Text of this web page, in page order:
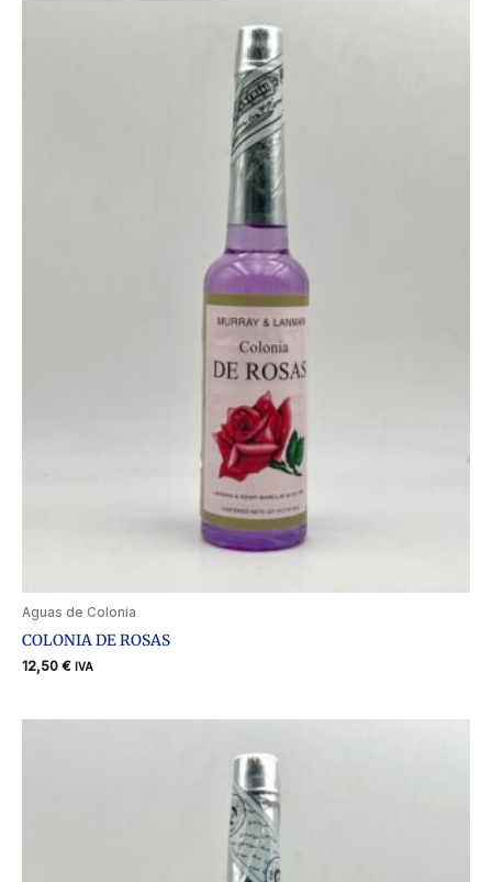
Aguas de Colonia
COLONIA DE ROSAS
12,50 € IVA